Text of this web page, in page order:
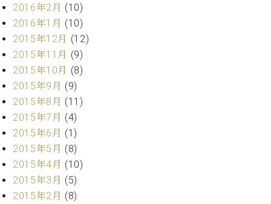
C.BECHSTEIN
Digital(ベ
ヒ
シ
ュ
タ
イ
ン
デ
ジ
タ
ル)
ーロ
ピア
ノ特
選中
古】
イ
ベ
ン
ト
情
報
王
子
工
2016年2月 (10)
2016年1月 (10)
2015年12月 (12)
2015年11月 (9)
2015年10月 (8)
2015年9月 (9)
2015年8月 (11)
2015年7月 (4)
2015年6月 (1)
2015年5月 (8)
2015年4月 (10)
2015年3月 (5)
2015年2月 (8)